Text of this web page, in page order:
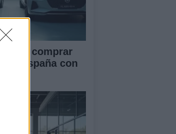
para comprar
en España con